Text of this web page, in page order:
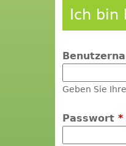
Ich
Geben Sie
Passwort *